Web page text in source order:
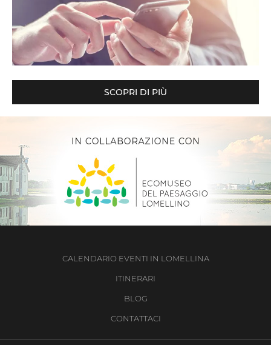
SCOPRI DI PIÙ
CALENDARIO EVENTI IN LOMELLINA
ITINERARI
BLOG
CONTATTACI